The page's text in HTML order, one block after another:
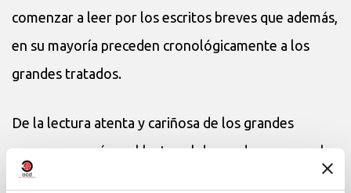
comenzar a leer por los escritos breves que además,
en su mayoría preceden cronológicamente a los
grandes tratados.
De la lectura atenta y cariñosa de los grandes
poemas nacerá en el lector el deseo de conocer el
significado de los mismos, el significado de todo ese